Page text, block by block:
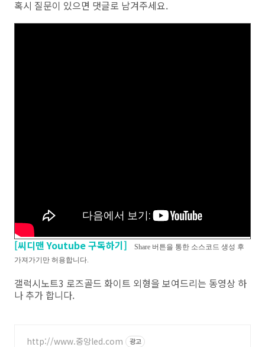
혹시 질문이 있으면 댓글로 남겨주세요.
[씨디맨 Youtube 구독하기]
Share 버튼을 통한 소스코드 생성 후
가져가기만 허용합니다.
갤럭시노트3 로즈골드 화이트 외형을 보여드리는 동영상 하
나 추가 합니다.
http://www.중앙led.com 광고